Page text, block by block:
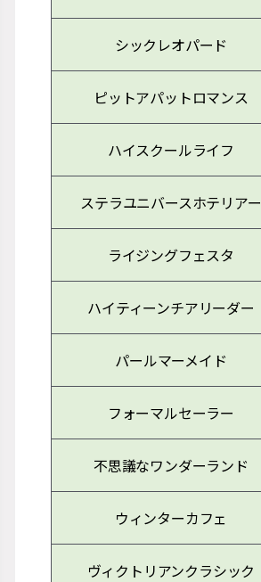
シックレオパード
ピットアパットロマンス
ハイスクールライフ
ステラユニバースホテリアー
ライジングフェスタ
ハイティーンチアリーダー
パールマーメイド
フォーマルセーラー
不思議なワンダーランド
ウィンターカフェ
ヴィクトリアンクラシック